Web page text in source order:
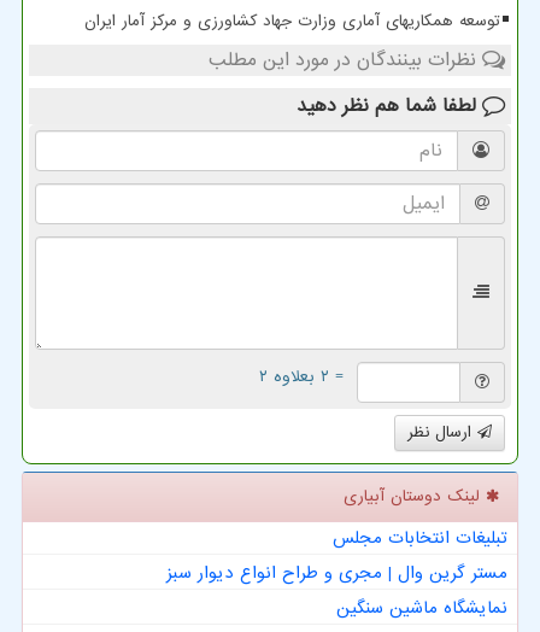
توسعه همکاریهای آماری وزارت جهاد کشاورزی و مرکز آمار ایران
نظرات بینندگان در مورد این مطلب
لطفا شما هم نظر دهید
= ۲ بعلاوه ۲
ارسال نظر
لینک دوستان آبیاری
تبلیغات انتخابات مجلس
مستر گرین وال | مجری و طراح انواع دیوار سبز
نمایشگاه ماشین سنگین